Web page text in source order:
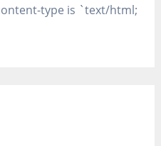
type is `text/html;